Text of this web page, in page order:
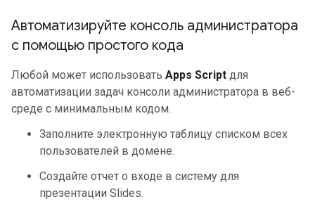
Автоматизируйте консоль администратора
с помощью простого кода
Любой может использовать Apps Script для
автоматизации задач консоли администратора в веб-
среде с минимальным кодом.
Заполните электронную таблицу списком всех
пользователей в домене.
Создайте отчет о входе в систему для
презентации Slides.